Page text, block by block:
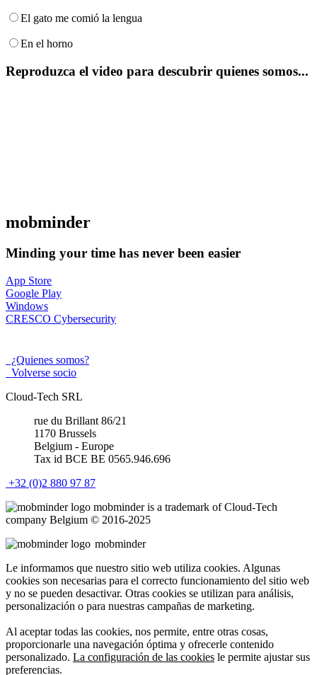
El gato me comió la lengua
En el horno
Reproduzca el video para descubrir quienes somos...
mobminder
Minding your time has never been easier
App Store
Google Play
Windows
CRESCO Cybersecurity
¿Quienes somos?
Volverse socio
Cloud-Tech SRL
rue du Brillant 86/21
1170 Brussels
Belgium - Europe
Tax id BCE BE 0565.946.696
+32 (0)2 880 97 87
mobminderis a trademark of Cloud-Tech
company Belgium © 2016-2025
mobminder
Le informamos que nuestro sitio web utiliza cookies. Algunas
cookies son necesarias para el correcto funcionamiento del sitio web
y no se pueden desactivar. Otras cookies se utilizan para análisis,
personalización o para nuestras campañas de marketing.
Al aceptar todas las cookies, nos permite, entre otras cosas,
proporcionarle una navegación óptima y ofrecerle contenido
personalizado. La configuración de las cookies le permite ajustar sus
preferencias.